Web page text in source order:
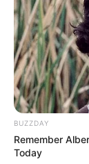
BUZZDAY
Remember
Today